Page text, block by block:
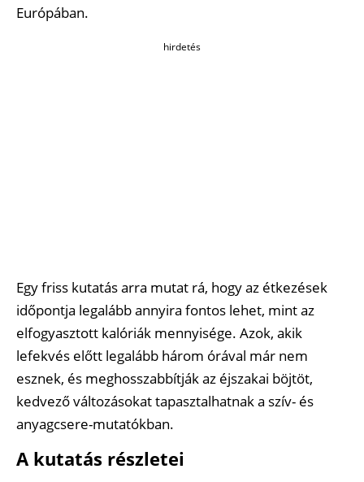
Európában.
hirdetés
Egy friss kutatás arra mutat rá, hogy az étkezések
időpontja legalább annyira fontos lehet, mint az
elfogyasztott kalóriák mennyisége. Azok, akik
lefekvés előtt legalább három órával már nem
esznek, és meghosszabbítják az éjszakai böjtöt,
kedvező változásokat tapasztalhatnak a szív- és
anyagcsere-mutatókban.
A kutatás részletei